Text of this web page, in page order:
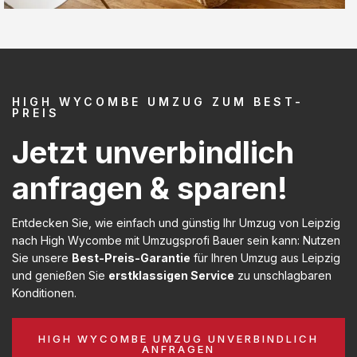
HIGH WYCOMBE UMZUG ZUM BEST-
PREIS
Jetzt unverbindlich
anfragen & sparen!
Entdecken Sie, wie einfach und günstig Ihr Umzug von Leipzig
nach High Wycombe mit Umzugsprofi Bauer sein kann: Nutzen
Sie unsere Best-Preis-Garantie für Ihren Umzug aus Leipzig
und genießen Sie erstklassigen Service zu unschlagbaren
Konditionen.
HIGH WYCOMBE UMZUG UNVERBINDLICH
ANFRAGEN